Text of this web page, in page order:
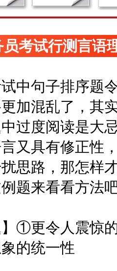
考试行测言语
句子排序题令
加混乱了，其
过度阅读是大
又具有修正性
思路，那怎样
题来看看方法
更令人震惊的
的统一性